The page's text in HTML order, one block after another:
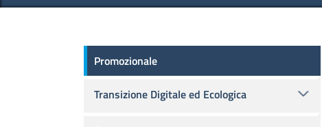
Promozionale
Promozionale
Transizione Digitale ed Ecologica